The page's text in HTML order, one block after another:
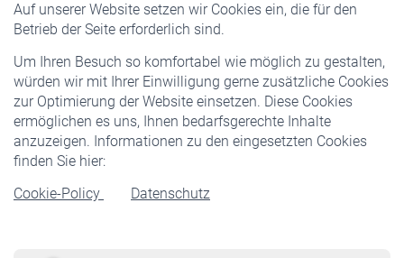
Auf unserer Website setzen wir Cookies ein, die für den
Betrieb der Seite erforderlich sind.
Um Ihren Besuch so komfortabel wie möglich zu gestalten,
würden wir mit Ihrer Einwilligung gerne zusätzliche Cookies
zur Optimierung der Website einsetzen. Diese Cookies
ermöglichen es uns, Ihnen bedarfsgerechte Inhalte
anzuzeigen. Informationen zu den eingesetzten Cookies
finden Sie hier:
Cookie-Policy
Datenschutz
Pflichtversicherung
Staatliche Förderung
Veranstaltungen
Rentner
Rentenbeginn
Rente beantragen